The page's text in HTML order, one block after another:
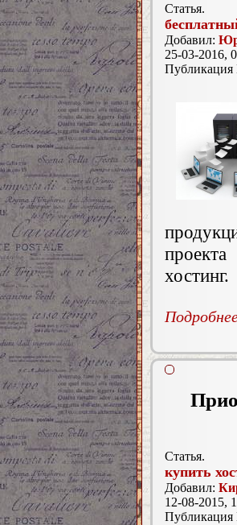
Статья.
Добавил:
25-03-2016,
хостинг.
Статья.
купить
Добавил:
12-08-2015,